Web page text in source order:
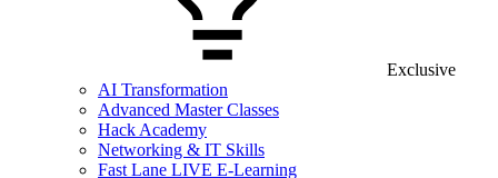
Exclusive
AI Transformation
Advanced Master Classes
Hack Academy
Networking & IT Skills
Fast Lane LIVE E-Learning